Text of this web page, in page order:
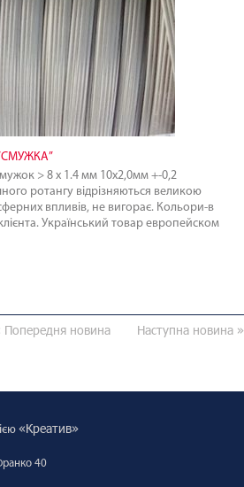
> 8 х 1.4 мм 10х2,0мм +-0,2
ротангу відрізняються великою
впливів, не вигорає. Кольори-в
Український товар европейском
Попередня новина Наступна новина »
«Креатив»
40